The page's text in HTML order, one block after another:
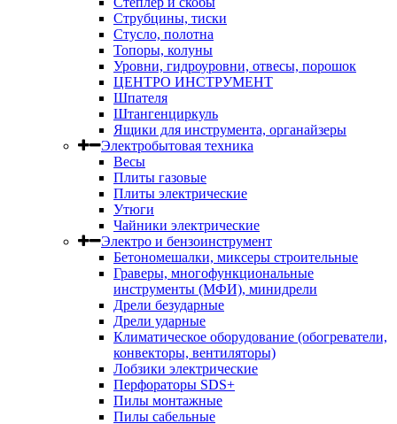
Струбцины, тиски
Стусло, полотна
Топоры, колуны
Уровни, гидроуровни, отвесы, порошок
ЦЕНТРО ИНСТРУМЕНТ
Шпателя
Штангенциркуль
Ящики для инструмента, органайзеры
Электробытовая техника
Весы
Плиты газовые
Плиты электрические
Утюги
Чайники электрические
Электро и бензоинструмент
Бетономешалки, миксеры строительные
Граверы, многофункциональные
инструменты (МФИ), минидрели
Дрели безударные
Дрели ударные
Климатическое оборудование (обогреватели,
конвекторы, вентиляторы)
Лобзики электрические
Перфораторы SDS+
Пилы монтажные
Пилы сабельные